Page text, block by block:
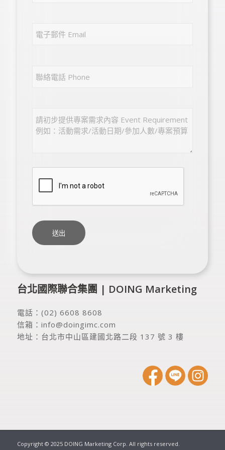
台北國際聯合集團 | DOING Marketing
電話： (02) 6608 8608
信箱： info@doingimc.com
地址： 台北市中山區建國北路二段 137 號 3 樓
Copyright © 2025 DOING Marketing Corp. All rights reserved.